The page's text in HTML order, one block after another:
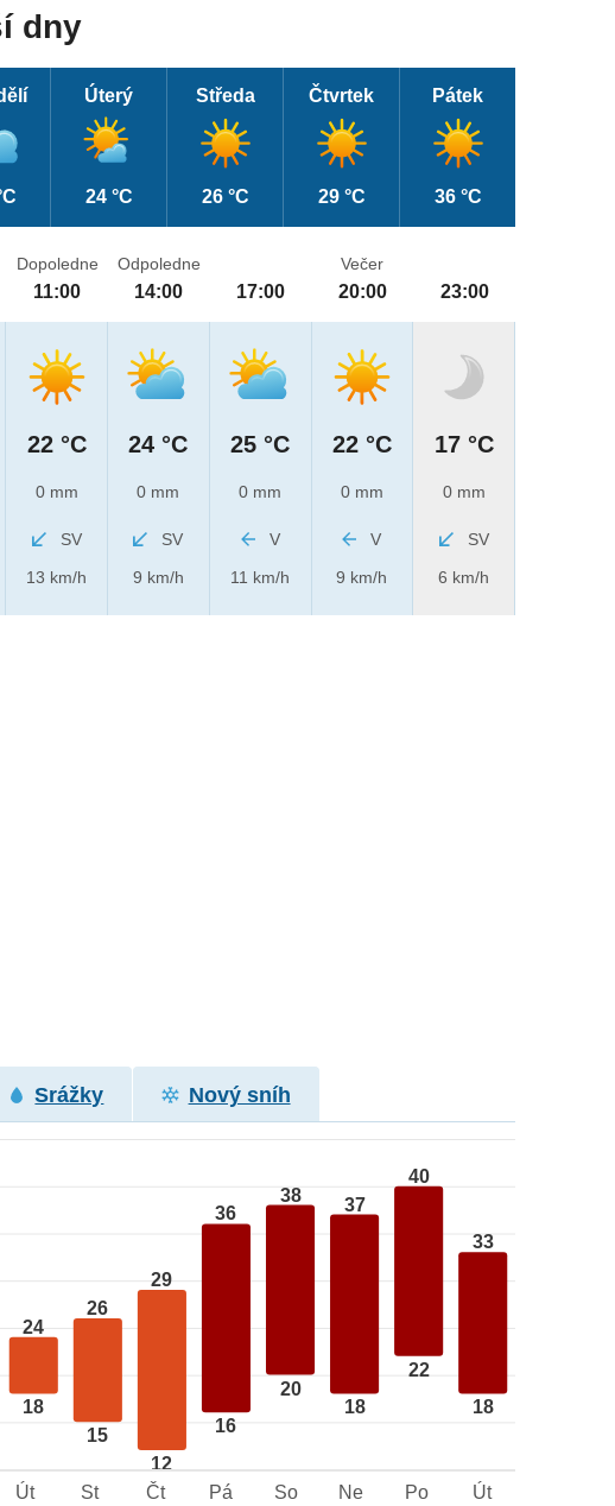
dny
Úterý
24 °C
Středa
26 °C
Čtvrtek
29 °C
Pátek
36 °C
Dopoledne
11:00
22 °C
0 mm
SV
13 km/h
Odpoledne
14:00
24 °C
0 mm
SV
9 km/h
17:00
25 °C
0 mm
V
11 km/h
Večer
20:00
22 °C
0 mm
V
9 km/h
23:00
17 °C
0 mm
SV
6 km/h
Srážky Nový sníh
24
18
26
15
29
12
36
16
38
20
37
18
40
22
33
18
Út St Čt Pá So Ne Po Út